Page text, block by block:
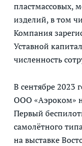
пластмассовых,
изделий, в том
Компания
Уставной
численность
В сентябре 2023
ООО «Аэроком»
Первый
самолётного
на выставке